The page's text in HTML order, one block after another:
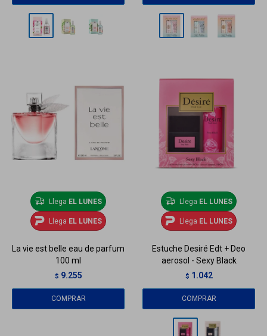
Llega EL LUNES
Llega EL LUNES
La vie est belle eau de parfum
100 ml
$ 9.255
Llega EL LUNES
Llega EL LUNES
Estuche Desiré Edt + Deo
aerosol - Sexy Black
$ 1.042